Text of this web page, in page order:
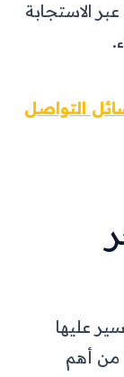
الاستجابة
التواصل
عليها
من أهم